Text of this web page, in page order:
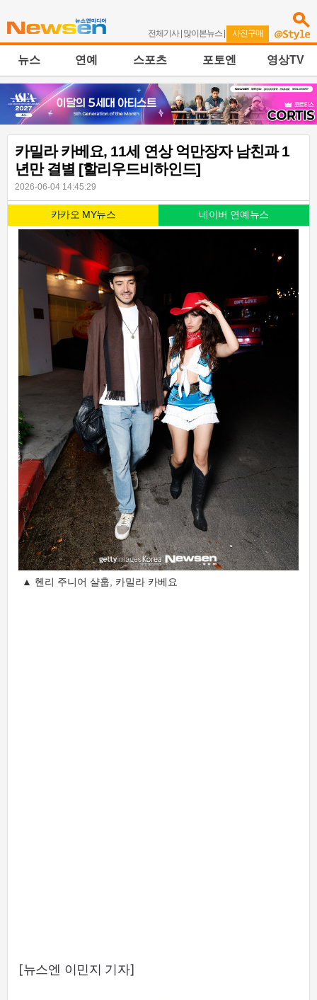
전체기사| 많이본뉴스 | 사진구매
뉴스 연예 스포츠 포토엔 영상TV
카밀라 카베요, 11세 연상 억만장자 남친과 1
년만 결별 [할리우드비하인드]
2026-06-04 14:45:29
카카오 MY뉴스 네이버 연예뉴스
▲ 헨리 주니어 샬훕, 카밀라 카베요
[뉴스엔 이민지 기자]